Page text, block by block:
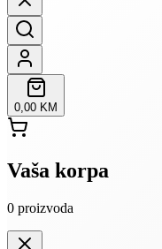
0,00 KM
Vaša korpa
0 proizvoda